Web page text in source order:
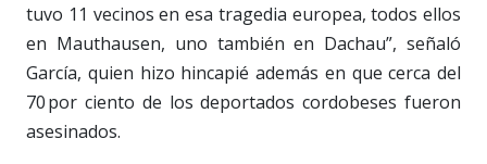
tuvo 11 vecinos en esa tragedia europea, todos ellos
en Mauthausen, uno también en Dachau”, señaló
García, quien hizo hincapié además en que cerca del
70 por ciento de los deportados cordobeses fueron
asesinados.